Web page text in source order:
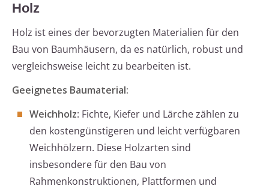
Holz
Holz ist eines der bevorzugten Materialien für den
Bau von Baumhäusern, da es natürlich, robust und
vergleichsweise leicht zu bearbeiten ist.
Geeignetes Baumaterial:
Weichholz: Fichte, Kiefer und Lärche zählen zu
den kostengünstigeren und leicht verfügbaren
Weichhölzern. Diese Holzarten sind
insbesondere für den Bau von
Rahmenkonstruktionen, Plattformen und